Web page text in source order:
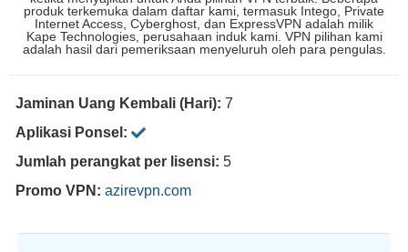
produk terkemuka dalam daftar kami, termasuk Intego, Private
Internet Access, Cyberghost, dan ExpressVPN adalah milik
Kape Technologies, perusahaan induk kami. VPN pilihan kami
adalah hasil dari pemeriksaan menyeluruh oleh para pengulas.
Jaminan Uang Kembali (Hari): 7
Aplikasi Ponsel:
Jumlah perangkat per lisensi: 5
Promo VPN: azirevpn.com